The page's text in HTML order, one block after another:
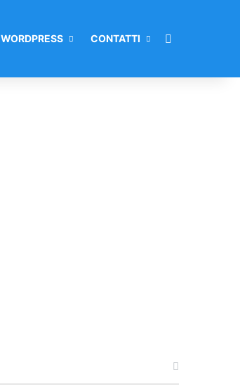
WORDPRESS CONTATTI